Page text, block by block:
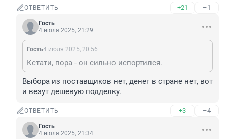
ОТВЕТИТЬ +21 –1
Гость
4 июля 2025, 21:29
Гость4 июля 2025, 20:56
Кстати, пора - он сильно испортился.
Выбора из поставщиков нет, денег в стране нет, вот
и везут дешевую подделку.
ОТВЕТИТЬ +3 –4
Гость
4 июля 2025, 21:34